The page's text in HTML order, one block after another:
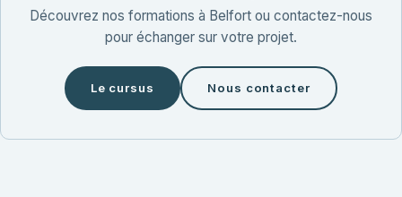
Découvrez nos formations à Belfort ou contactez-nous
pour échanger sur votre projet.
Le cursus Nous contacter